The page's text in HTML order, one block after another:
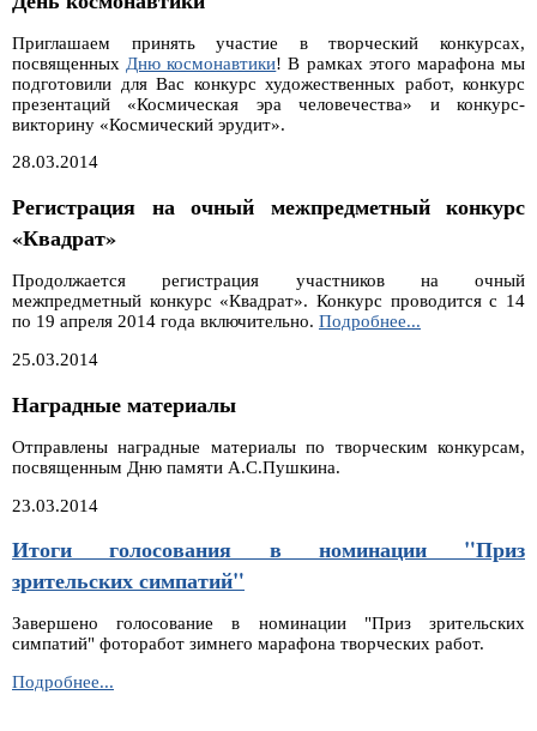
Приглашаем принять участие в творческий конкурсах,
посвященных Дню космонавтики! В рамках этого марафона мы
подготовили для Вас конкурс художественных работ, конкурс
презентаций «Космическая эра человечества» и конкурс-
викторину «Космический эрудит».
28.03.2014
Регистрация на очный межпредметный конкурс
«Квадрат»
Продолжается регистрация участников на очный
межпредметный конкурс «Квадрат». Конкурс проводится с 14
по 19 апреля 2014 года включительно. Подробнее...
25.03.2014
Наградные материалы
Отправлены наградные материалы по творческим конкурсам,
посвященным Дню памяти А.С.Пушкина.
23.03.2014
Итоги голосования в номинации "Приз
зрительских симпатий"
Завершено голосование в номинации "Приз зрительских
симпатий" фоторабот зимнего марафона творческих работ.
Подробнее...